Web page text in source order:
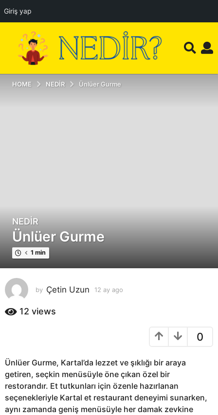
Giriş yap
HOME NEDIR Ünlüer Gurme
1
2
a
y
a
g
o
2
g
o
NEDIR
Ünlüer Gurme
1 min
by Çetin Uzun 12 ay ago
12 views
0
Ünlüer Gurme, Kartal’da lezzet ve şıklığı bir araya
getiren, seçkin menüsüyle öne çıkan özel bir
restorandır. Et tutkunları için özenle hazırlanan
seçenekleriyle Kartal et restaurant deneyimi sunarken,
aynı zamanda geniş menüsüyle her damak zevkine